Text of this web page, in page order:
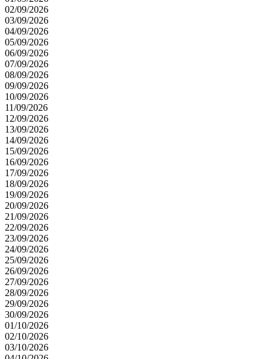
02/09/2026
03/09/2026
04/09/2026
05/09/2026
06/09/2026
07/09/2026
08/09/2026
09/09/2026
10/09/2026
11/09/2026
12/09/2026
13/09/2026
14/09/2026
15/09/2026
16/09/2026
17/09/2026
18/09/2026
19/09/2026
20/09/2026
21/09/2026
22/09/2026
23/09/2026
24/09/2026
25/09/2026
26/09/2026
27/09/2026
28/09/2026
29/09/2026
30/09/2026
01/10/2026
02/10/2026
03/10/2026